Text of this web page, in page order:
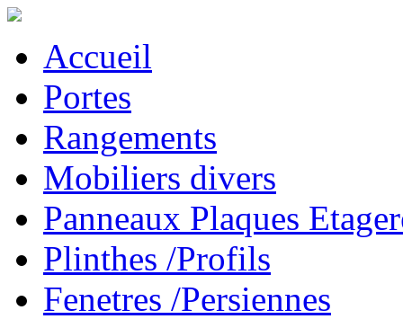
Accueil
Portes
Rangements
Mobiliers divers
Panneaux Plaques
Plinthes /Profils
Fenetres /Persiennes